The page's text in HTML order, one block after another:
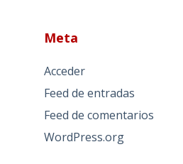
Meta
Acceder
Feed de entradas
Feed de comentarios
WordPress.org